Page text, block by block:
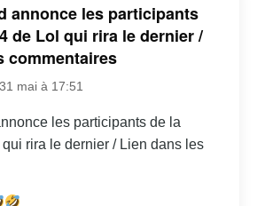
annonce les participants
de Lol qui rira le dernier /
commentaires
mai à 17:51
les participants de la
rira le dernier / Lien dans les